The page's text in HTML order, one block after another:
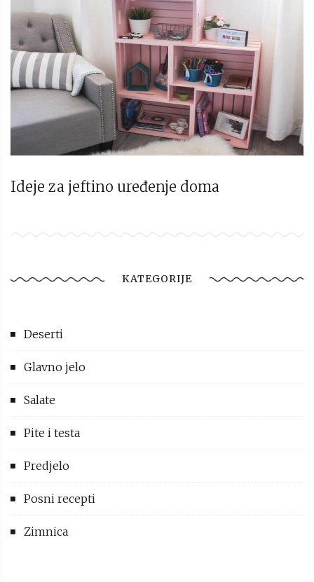
Ideje za jeftino uređenje doma
KATEGORIJE
Deserti
Glavno jelo
Salate
Pite i testa
Predjelo
Posni recepti
Zimnica